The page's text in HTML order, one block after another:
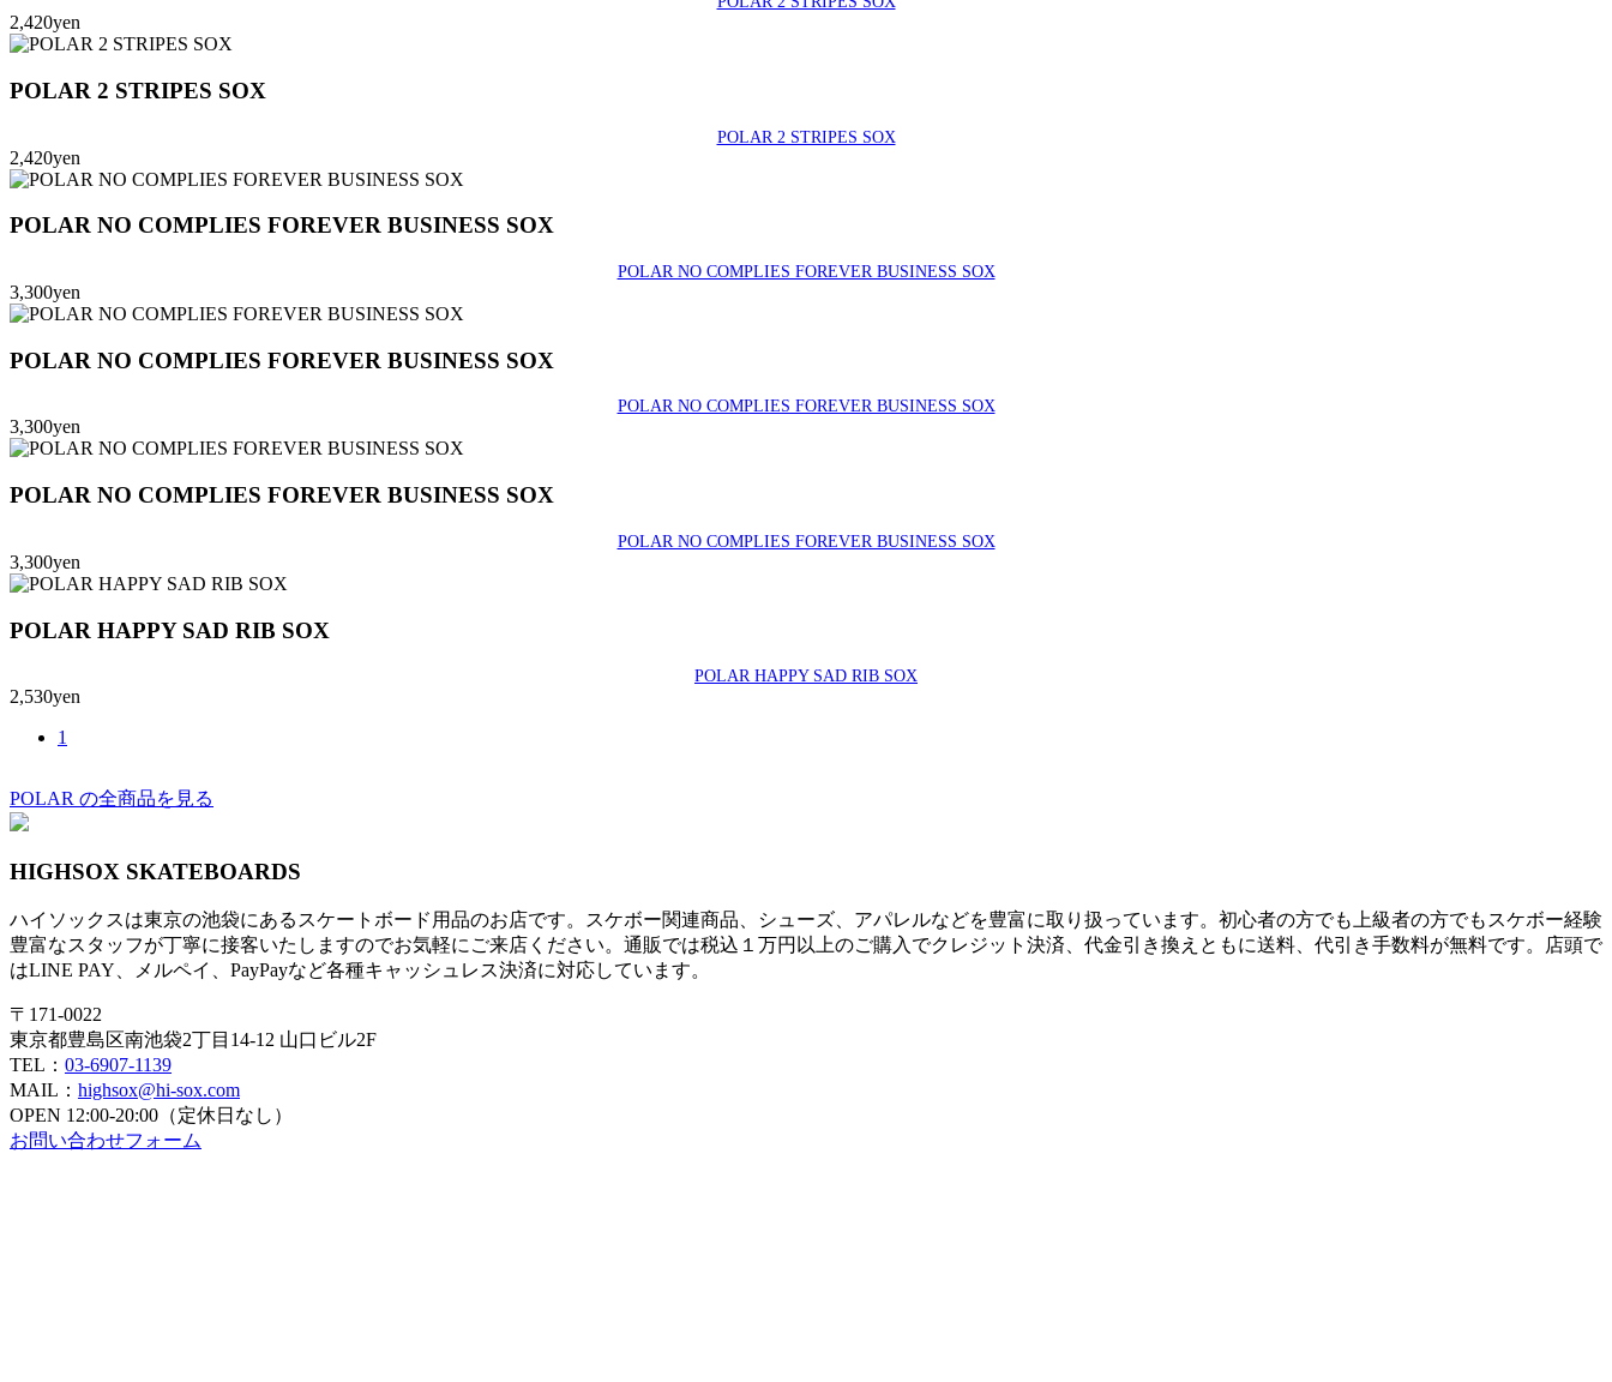
2,420yen
POLAR 2 STRIPES SOX
POLAR 2 STRIPES SOX
2,420yen
POLAR NO COMPLIES FOREVER BUSINESS SOX
POLAR NO COMPLIES FOREVER BUSINESS SOX
3,300yen
POLAR NO COMPLIES FOREVER BUSINESS SOX
POLAR NO COMPLIES FOREVER BUSINESS SOX
3,300yen
POLAR NO COMPLIES FOREVER BUSINESS SOX
POLAR NO COMPLIES FOREVER BUSINESS SOX
3,300yen
POLAR HAPPY SAD RIB SOX
POLAR HAPPY SAD RIB SOX
2,530yen
1
POLAR の全商品を見る
HIGHSOX SKATEBOARDS
ハイソックスは東京の池袋にあるスケートボード用品のお店です。スケボー関連商品、シューズ、アパレルなどを豊富に取り扱っています。初心者の方でも上級者の方でもスケボー経験
豊富なスタッフが丁寧に接客いたしますのでお気軽にご来店ください。通販では税込１万円以上のご購入でクレジット決済、代金引き換えともに送料、代引き手数料が無料です。店頭で
はLINE PAY、メルペイ、PayPayなど各種キャッシュレス決済に対応しています。
〒171-0022
東京都豊島区南池袋2丁目14-12 山口ビル2F
TEL： 03-6907-1139
MAIL： highsox@hi-sox.com
OPEN 12:00-20:00（定休日なし）
お問い合わせフォーム